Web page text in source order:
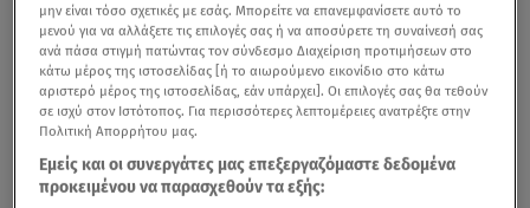
μην είναι τόσο σχετικές με εσάς. Μπορείτε να επανεμφανίσετε αυτό το
μενού για να αλλάξετε τις επιλογές σας ή να αποσύρετε τη συναίνεσή σας
ανά πάσα στιγμή πατώντας τον σύνδεσμο Διαχείριση προτιμήσεων στο
κάτω μέρος της ιστοσελίδας [ή το αιωρούμενο εικονίδιο στο κάτω
αριστερό μέρος της ιστοσελίδας, εάν υπάρχει]. Οι επιλογές σας θα τεθούν
σε ισχύ στον Ιστότοπος. Για περισσότερες λεπτομέρειες ανατρέξτε στην
Πολιτική Απορρήτου μας.
Εμείς και οι συνεργάτες μας επεξεργαζόμαστε δεδομένα
προκειμένου να παρασχεθούν τα εξής: